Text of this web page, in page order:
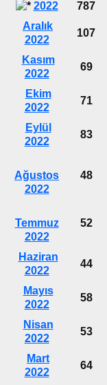
2022 787
Aralık
2022
107
Kasım
2022
69
Ekim
2022
71
Eylül
2022
83
Ağustos
2022
48
Temmuz
2022
52
Haziran
2022
44
Mayıs
2022
58
Nisan
2022
53
Mart
2022
64